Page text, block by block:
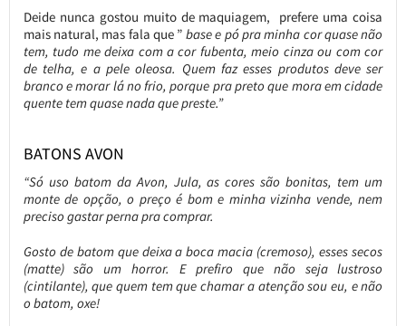
Deide nunca gostou muito de maquiagem, prefere uma coisa
mais natural, mas fala que ” base e pó pra minha cor quase não
tem, tudo me deixa com a cor fubenta, meio cinza ou com cor
de telha, e a pele oleosa. Quem faz esses produtos deve ser
branco e morar lá no frio, porque pra preto que mora em cidade
quente tem quase nada que preste.”
BATONS AVON
“Só uso batom da Avon, Jula, as cores são bonitas, tem um
monte de opção, o preço é bom e minha vizinha vende, nem
preciso gastar perna pra comprar.
Gosto de batom que deixa a boca macia (cremoso), esses secos
(matte) são um horror. E prefiro que não seja lustroso
(cintilante), que quem tem que chamar a atenção sou eu, e não
o batom, oxe!